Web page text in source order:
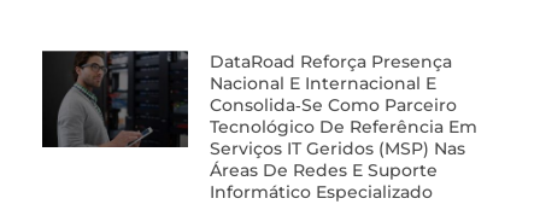
DataRoad Reforça Presença
Nacional E Internacional E
Consolida‑se Como Parceiro
Tecnológico De Referência Em
Serviços IT Geridos (MSP) Nas
Áreas De Redes E Suporte
Informático Especializado